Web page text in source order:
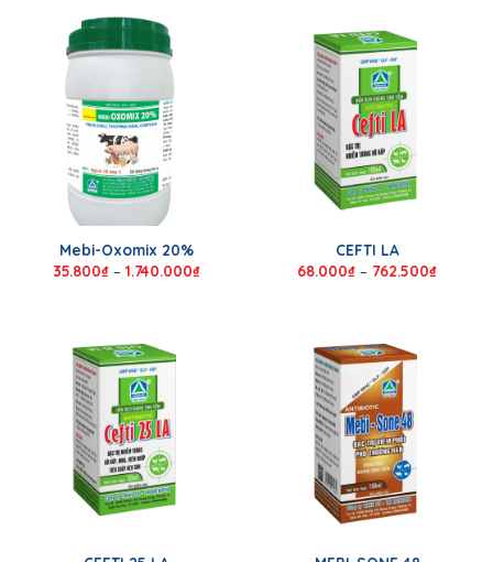
Mebi-Oxomix 20%
35.800₫– 1.740.000₫
CEFTI LA
68.000₫ – 762.500₫